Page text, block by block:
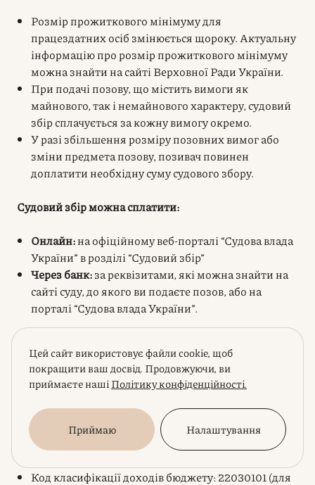
Розмір прожиткового мінімуму для
працездатних осіб змінюється щороку. Актуальну
інформацію про розмір прожиткового мінімуму
можна знайти на сайті Верховної Ради України.
При подачі позову, що містить вимоги як
майнового, так і немайнового характеру, судовий
збір сплачується за кожну вимогу окремо.
У разі збільшення розміру позовних вимог або
зміни предмета позову, позивач повинен
доплатити необхідну суму судового збору.
Судовий збір можна сплатити:
Онлайн:на офіційному веб-порталі “Судова влада
України” в розділі “Судовий збір”
Через банк:за реквізитами, які можна знайти на
сайті суду, до якого ви подаєте позов, або на
порталі “Судова влада України”.
Отримувач коштів: УК у ____ районі/м.____/код
ЄДРПОУ (отримувача коштів)
Код отримувача (код за ЄДРПОУ)
Банк отримувача
Код банку отримувача (МФО)
Код класифікації доходів бюджету: 22030101 (для
Цей сайт використовує файли cookie, щоб
покращити ваш досвід. Продовжуючи, ви
приймаєте нашіПолітику конфіденційності.
Приймаю Налаштування